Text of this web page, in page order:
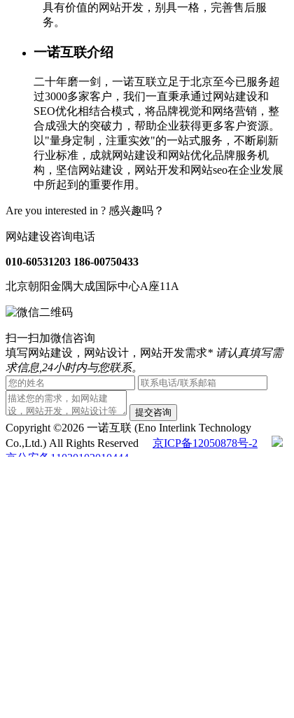
具有价值的网站开发，别具一格，完善售后服
务。
一诺互联介绍
二十年磨一剑，一诺互联立足于北京至今已服务超
过3000多家客户，我们一直秉承通过网站建设和
SEO优化相结合模式，将品牌视觉和网络营销，整
合成强大的突破力，帮助企业获得更多客户资源。
以"量身定制，注重实效"的一站式服务，不断刷新
行业标准，成就网站建设和网站优化品牌服务机
构，坚信网站建设，网站开发和网站seo在企业发展
中所起到的重要作用。
Are you interested in ? 感兴趣吗？
网站建设咨询电话
010-60531203 186-00750433
北京朝阳金隅大成国际中心A座11A
扫一扫加微信咨询
填写网站建设，网站设计，网站开发需求* 请认真填写需
求信息,24小时内与您联系。
提交咨询
Copyright ©2026 一诺互联 (Eno Interlink Technology
Co.,Ltd.) All Rights Reserved 京ICP备12050878号-2
京公安备11030102010444